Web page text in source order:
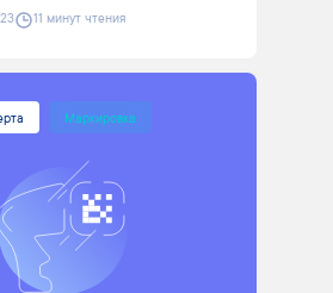
11 минут чтения
Маркировка